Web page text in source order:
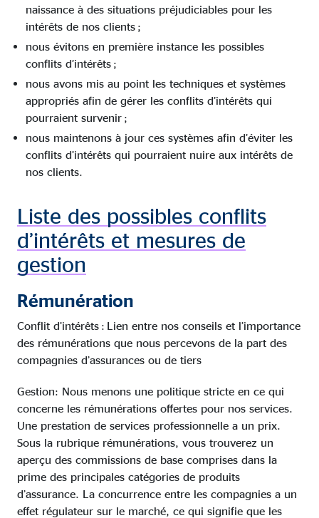
naissance à des situations préjudiciables pour les
intérêts de nos clients ;
nous évitons en première instance les possibles
conflits d’intérêts ;
nous avons mis au point les techniques et systèmes
appropriés afin de gérer les conflits d’intérêts qui
pourraient survenir ;
nous maintenons à jour ces systèmes afin d’éviter les
conflits d’intérêts qui pourraient nuire aux intérêts de
nos clients.
Liste des possibles conflits
d’intérêts et mesures de
gestion
Rémunération
Conflit d’intérêts : Lien entre nos conseils et l’importance
des rémunérations que nous percevons de la part des
compagnies d’assurances ou de tiers
Gestion: Nous menons une politique stricte en ce qui
concerne les rémunérations offertes pour nos services.
Une prestation de services professionnelle a un prix.
Sous la rubrique rémunérations, vous trouverez un
aperçu des commissions de base comprises dans la
prime des principales catégories de produits
d’assurance. La concurrence entre les compagnies a un
effet régulateur sur le marché, ce qui signifie que les